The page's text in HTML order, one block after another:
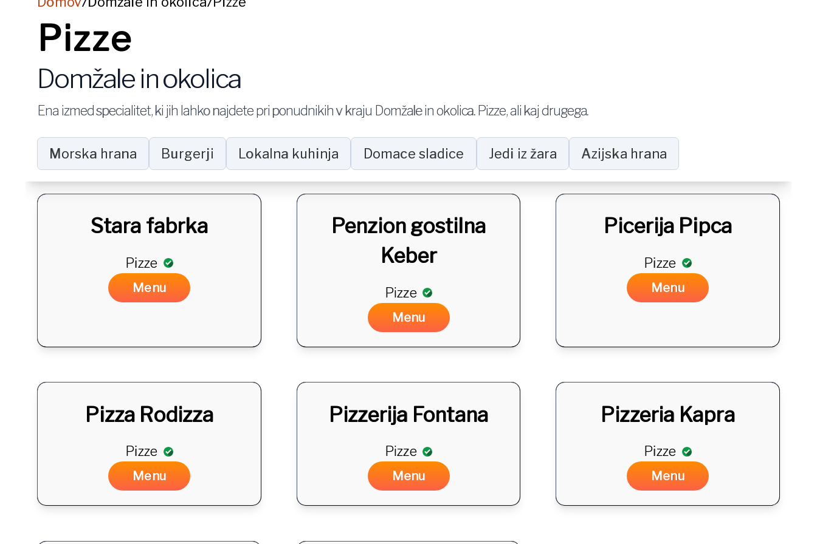
Pizze
Domžale in okolica
Ena izmed specialitet, ki jih lahko najdete pri ponudnikih v kraju Domžale in okolica. Pizze, ali kaj drugega.
Morska hrana Burgerji Lokalna kuhinja Domace sladice Jedi iz žara Azijska hrana
Stara fabrka
Pizze
DA
Menu
Penzion gostilna
Keber
Pizze
DA
Menu
Picerija Pipca
Pizze
DA
Menu
Pizza Rodizza
Pizze
DA
Menu
Pizzerija Fontana
Pizze
DA
Menu
Pizzeria Kapra
Pizze
DA
Menu